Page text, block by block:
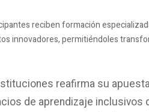
reciben formación
innovadores, permitiéndoles
reafirma su
de aprendizaje inclusivos